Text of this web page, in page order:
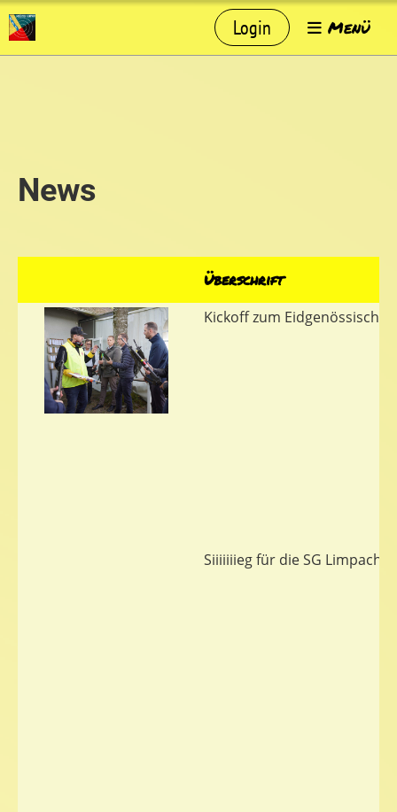
Login Menü
News
Überschrift
Kickoff zum
Siiiiiiieg für die SG Limpach